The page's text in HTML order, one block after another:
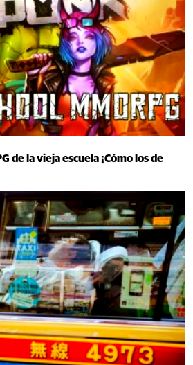
de la vieja escuela ¡Cómo los de